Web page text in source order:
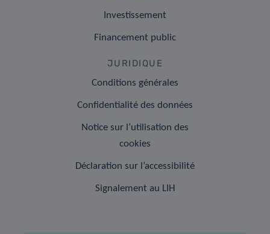
Investissement
Financement public
JURIDIQUE
Conditions générales
Confidentialité des données
Notice sur l’utilisation des
cookies
Déclaration sur l’accessibilité
Signalement au LIH